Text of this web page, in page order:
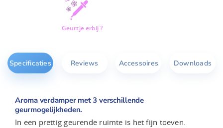
Geurtje erbij ?
Specificaties Reviews Accessoires Downloads
Aroma verdamper met 3 verschillende
geurmogelijkheden.
In een prettig geurende ruimte is het fijn toeven.